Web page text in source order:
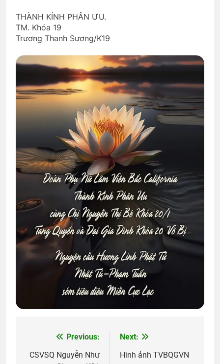
THÀNH KÍNH PHÂN ƯU.
TM. Khóa 19
Trương Thanh Sương/K19
navigation
Previous:
CSVSQ Nguyễn Như
Next:
Hình ảnh TVBQGVN